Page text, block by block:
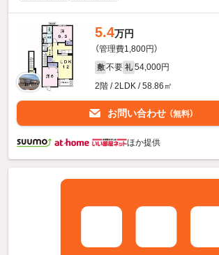
5.4万円
（管理費1,800円）
敷 不要 礼 54,000円
2階 / 2LDK / 58.86㎡
お問い合わせ （無料）
ほか提供